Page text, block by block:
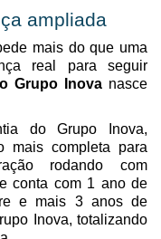
ampliada
mais do que uma
real para seguir
Grupo Inovanasce
do Grupo Inova,
mais completa para
rodando com
conta com 1 ano de
e mais 3 anos de
Inova, totalizando